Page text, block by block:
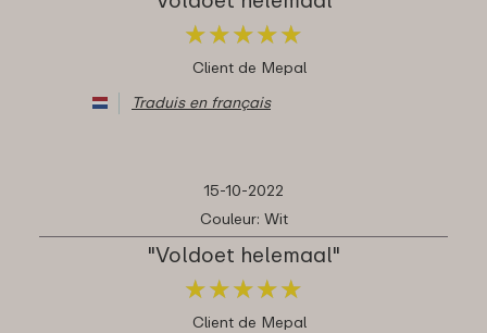
★★★★★
★★★★★
Client de Mepal
Traduis en français
15-10-2022
Couleur: Wit
"Voldoet helemaal"
★★★★★
★★★★★
Client de Mepal